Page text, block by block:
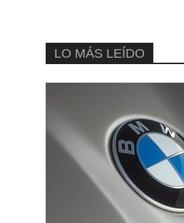
LO MÁS LEÍDO